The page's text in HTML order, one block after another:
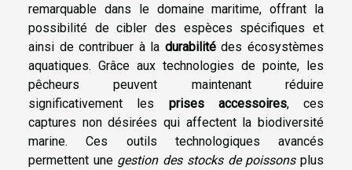
remarquable dans le domaine maritime, offrant la
possibilité de cibler des espèces spécifiques et
ainsi de contribuer à la durabilitédes écosystèmes
aquatiques. Grâce aux technologies de pointe, les
pêcheurs peuvent maintenant réduire
significativement les prises accessoires, ces
captures non désirées qui affectent la biodiversité
marine. Ces outils technologiques avancés
permettent une gestion des stocks de poissonsplus